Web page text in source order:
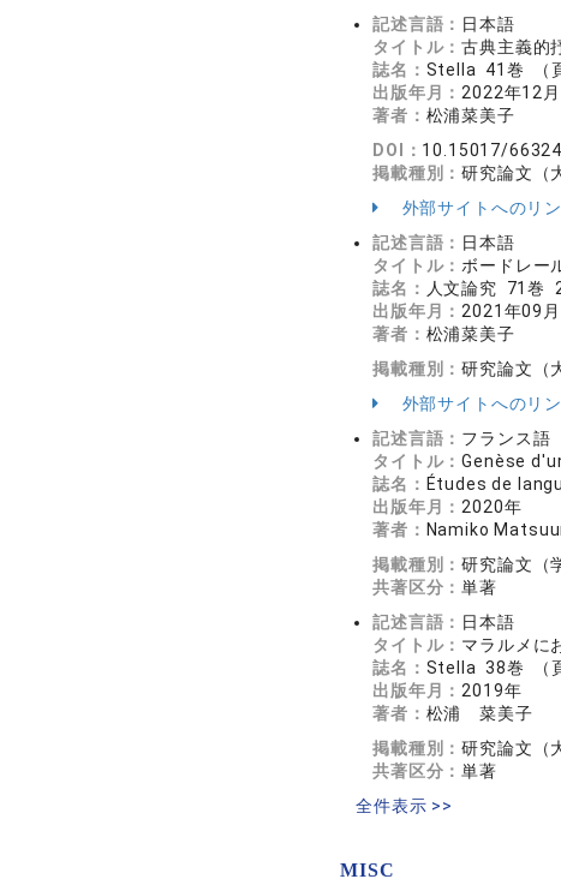
記述言語： 日本語
タイトル：古典主義的
誌名： Stella 41巻 （
出版年月： 2022年12月
著者： 松浦菜美子
DOI： 10.15017/
掲載種別：研究論文（
外部サイトへのリ
記述言語： 日本語
タイトル： ボードレー
誌名： 人文論究 71巻
出版年月： 2021年09月
著者： 松浦菜美子
掲載種別：研究論文（
外部サイトへのリ
記述言語： フランス語
タイトル：Genèse
誌名： Études de
出版年月： 2020年
著者： Namiko
掲載種別：研究論文（
共著区分：単著
記述言語： 日本語
タイトル： マラルメに
誌名： Stella 38巻 （
出版年月： 2019年
著者： 松浦 菜美子
掲載種別：研究論文（
共著区分：単著
全件表示 >>
MISC